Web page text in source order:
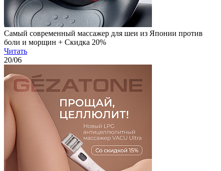
Самый современный массажер для шеи из Японии против
боли и морщин + Скидка 20%
Читать
20/06